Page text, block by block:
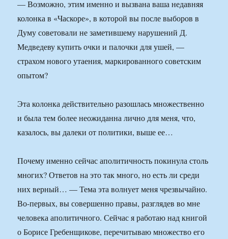
— Возможно, этим именно и вызвана ваша недавняя
колонка в «Часкоре», в которой вы после выборов в
Думу советовали не заметившему нарушений Д.
Медведеву купить очки и палочки для ушей, —
страхом нового утаения, маркированного советским
опытом?
Эта колонка действительно разошлась множественно
и была тем более неожиданна лично для меня, что,
казалось, вы далеки от политики, выше ее…
Почему именно сейчас аполитичность покинула столь
многих? Ответов на это так много, но есть ли среди
них верный… — Тема эта волнует меня чрезвычайно.
Во-первых, вы совершенно правы, разглядев во мне
человека аполитичного. Сейчас я работаю над книгой
о Борисе Гребенщикове, перечитываю множество его